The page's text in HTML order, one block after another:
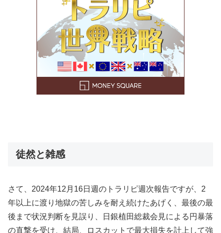
徒然と雑感
さて、2024年12月16日週のトラリピ週次報告ですが、2
年以上に渡り地獄の苦しみを耐え続けたあげく、最後の最
後まで状況判断を見誤り、日銀植田総裁会見による円暴落
の直撃を受け、結局、ロスカットで最大損失を計上して強